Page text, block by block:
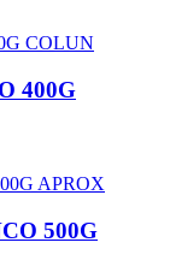
400G
500G